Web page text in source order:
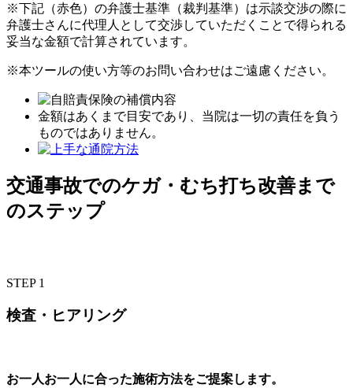
※下記（赤色）の弁護士基準（裁判基準）は示談交渉の際に
弁護士さんに代理人として交渉していただくことで得られる
妥当な金額で計算されています。
※本ツールの使い方等のお問い合わせはご遠慮ください。
金額はあくまで目安であり、当院は一切の責任を負う
ものではありません。
交通事故でのケガ・むち打ち改善まで
のステップ
STEP 1
検査・ヒアリング
お一人お一人に合った施術方法をご提案します。